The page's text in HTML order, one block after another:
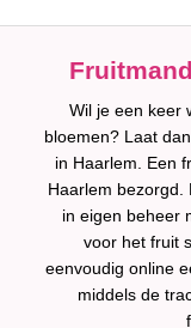
Wil je een keer
bloemen? Laat
in Haarlem. Een
Haarlem bezorgd.
in eigen beheer
voor het fruit
eenvoudig online
middels de